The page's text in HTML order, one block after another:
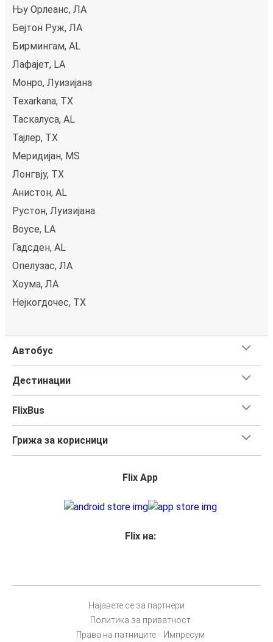
Њу Орлеанс, ЛА
Бејтон Руж, ЛА
Бирмингам, AL
Лафајет, LA
Монро, Луизијана
Texarkana, TX
Таскалуса, AL
Тајлер, TX
Меридијан, MS
Лонгвју, TX
Анистон, AL
Рустон, Луизијана
Boyce, LA
Гадсден, AL
Опелузас, ЛА
Хоума, ЛА
Нејкогдочес, TX
Автобус
Дестинации
FlixBus
Грижа за корисници
Flix App
Flix на:
Најавете се за партнери
Политика за приватност
Права на патниците
Импресум